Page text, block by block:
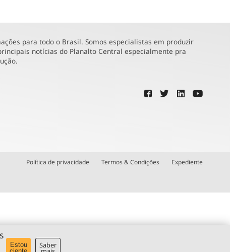
para todo o Brasil. Somos especialistas em produzir
notícias do Planalto Central especialmente pra
Política de privacidade Termos & Condições Expediente
Estou
Saber